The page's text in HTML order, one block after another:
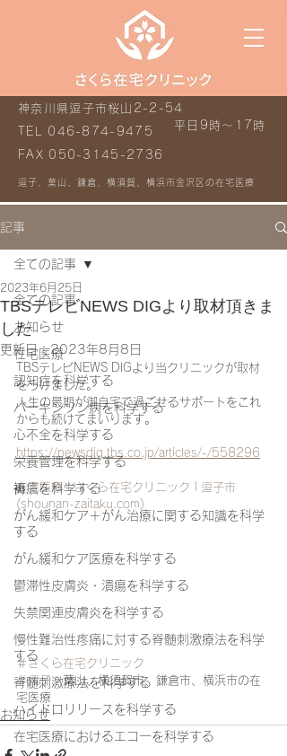
平日9時～17時
神奈川県逗子市桜山2-2-54
TEL 046-874-9475
FAX 050-3145-2736
逗子、葉山、鎌倉、横須賀、横浜市金沢区の在宅医療
記事
全ての記事
お知らせ
在宅医療
認知症を科学する
パーキンソン病を科学する
心不全を科学する
栄養管理を科学する
褥瘡を科学する
がん緩和ケア＋がん治療に関する知識を科学
する
がん緩和ケア医療を科学する
鬱滞性皮膚炎・潰瘍を科学する
失禁関連皮膚炎を科学する
慢性難治性疼痛に対する脊髄刺激療法を科学
する
脊髄刺激療法を科学する
ハイドロリリースを科学する
在宅医療におけるエコーを科学する
全ての記事
TBSテレビNEWS DIGより取材頂きま
した
2023年6月25日
更新日：2023年8月8日
TBSテレビNEWS DIGより当クリニックが取材
をうけました。
人生の最期が御自宅で過ごせるサポートをこれ
からも続けてまいります。
https://newsdig.tbs.co.jp/articles/-/558296
在宅医療 | さくら在宅クリニック | 逗子市
(shounan-zaitaku.com)
＃さくら在宅クリニック
＃逗子、葉山、横須賀市、鎌倉市、横浜市の在
宅医療
お知らせ